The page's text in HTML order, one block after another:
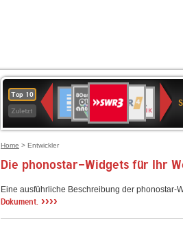
Top 10
Zuletzt
Deutschlandfunk
80er
90er
OLDIE
ANTENNE
4
KLASSIK
SWR
Kultur
NDR
2
Home > Entwickler
Die phonostar-Widgets für Ihr
Eine ausführliche Beschreibung der
Dokument. ››››